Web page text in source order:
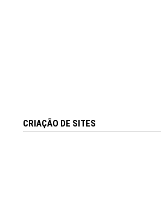
CRIAÇÃO DE SITES